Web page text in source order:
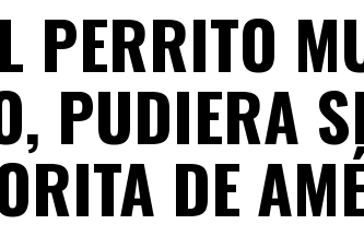
PERRITO
PUDIERA
DE